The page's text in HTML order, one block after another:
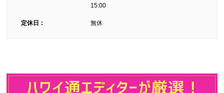
15:00
定休日： 無休